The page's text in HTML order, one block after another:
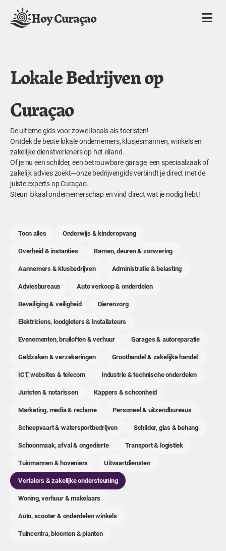
Hoy Curaçao
Lokale Bedrijven op
Curaçao
De ultieme gids voor zowel locals als toeristen!
Ontdek de beste lokale ondernemers, klusjesmannen, winkels en
zakelijke dienstverleners op het eiland.
Of je nu een schilder, een betrouwbare garage, een speciaalzaak of
zakelijk advies zoekt—onze bedrijvengids verbindt je direct met de
juiste experts op Curaçao.
Steun lokaal ondernemerschap en vind direct wat je nodig hebt!
Toon alles
Onderwijs & kinderopvang
Overheid & instanties
Ramen, deuren & zonwering
Aannemers & klusbedrijven
Administratie & belasting
Adviesbureaus
Auto verkoop & onderdelen
Beveiliging & veiligheid
Dierenzorg
Elektriciens, loodgieters & installateurs
Evenementen, bruiloften & verhuur
Garages & autoreparatie
Geldzaken & verzekeringen
Groothandel & zakelijke handel
ICT, websites & telecom
Industrie & technische onderdelen
Juristen & notarissen
Kappers & schoonheid
Marketing, media & reclame
Personeel & uitzendbureaus
Scheepvaart & watersportbedrijven
Schilder, glas & behang
Schoonmaak, afval & ongedierte
Transport & logistiek
Tuinmannen & hoveniers
Uitvaartdiensten
Vertalers & zakelijke ondersteuning
Woning, verhuur & makelaars
Auto, scooter & onderdelen winkels
Tuincentra, bloemen & planten